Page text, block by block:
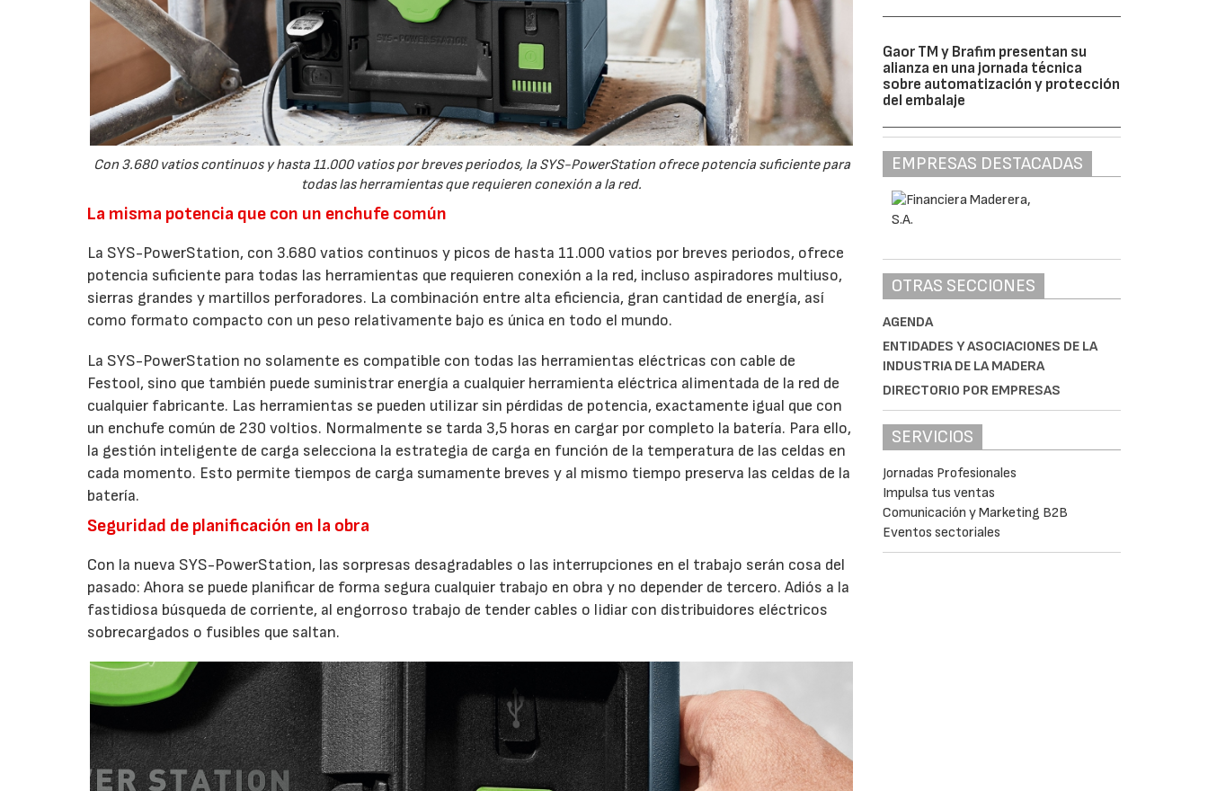
Con 3.680 vatios continuos y hasta 11.000 vatios por breves periodos, la SYS-PowerStation ofrece potencia suficiente para
todas las herramientas que requieren conexión a la red.
La misma potencia que con un enchufe común
La SYS-PowerStation, con 3.680 vatios continuos y picos de hasta 11.000 vatios por breves periodos, ofrece
potencia suficiente para todas las herramientas que requieren conexión a la red, incluso aspiradores multiuso,
sierras grandes y martillos perforadores. La combinación entre alta eficiencia, gran cantidad de energía, así
como formato compacto con un peso relativamente bajo es única en todo el mundo.
La SYS-PowerStation no solamente es compatible con todas las herramientas eléctricas con cable de
Festool, sino que también puede suministrar energía a cualquier herramienta eléctrica alimentada de la red de
cualquier fabricante. Las herramientas se pueden utilizar sin pérdidas de potencia, exactamente igual que con
un enchufe común de 230 voltios. Normalmente se tarda 3,5 horas en cargar por completo la batería. Para ello,
la gestión inteligente de carga selecciona la estrategia de carga en función de la temperatura de las celdas en
cada momento. Esto permite tiempos de carga sumamente breves y al mismo tiempo preserva las celdas de la
batería.
Seguridad de planificación en la obra
Con la nueva SYS-PowerStation, las sorpresas desagradables o las interrupciones en el trabajo serán cosa del
pasado: Ahora se puede planificar de forma segura cualquier trabajo en obra y no depender de tercero. Adiós a la
fastidiosa búsqueda de corriente, al engorroso trabajo de tender cables o lidiar con distribuidores eléctricos
sobrecargados o fusibles que saltan.
Gaor TM y Brafim presentan su
alianza en una jornada técnica
sobre automatización y protección
del embalaje
EMPRESAS DESTACADAS
OTRAS SECCIONES
AGENDA
ENTIDADES Y ASOCIACIONES DE LA
INDUSTRIA DE LA MADERA
DIRECTORIO POR EMPRESAS
SERVICIOS
Jornadas Profesionales
Impulsa tus ventas
Comunicación y Marketing B2B
Eventos sectoriales